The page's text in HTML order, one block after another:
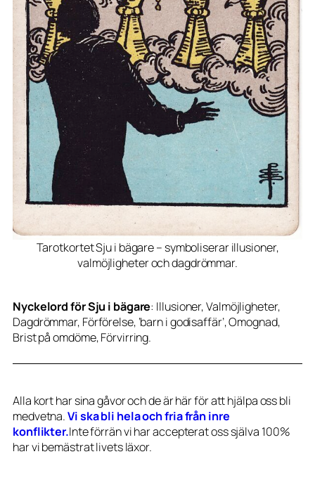
Tarotkortet Sju i bägare – symboliserar illusioner,
valmöjligheter och dagdrömmar.
Nyckelord för Sju i bägare: Illusioner, Valmöjligheter,
Dagdrömmar, Förförelse, ‘barn i godisaffär’, Omognad,
Brist på omdöme, Förvirring.
Alla kort har sina gåvor och de är här för att hjälpa oss bli
medvetna.Vi ska bli hela och fria från inre
konflikter.Inte förrän vi har accepterat oss själva 100%
har vi bemästrat livets läxor.